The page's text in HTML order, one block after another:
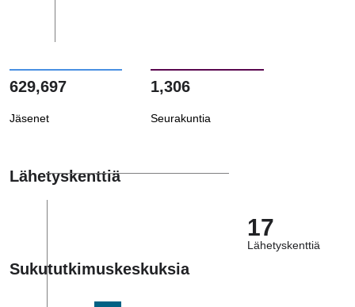
629,697
Jäsenet
1,306
Seurakuntia
Lähetyskenttiä
17
Lähetyskenttiä
Sukututkimuskeskuksia